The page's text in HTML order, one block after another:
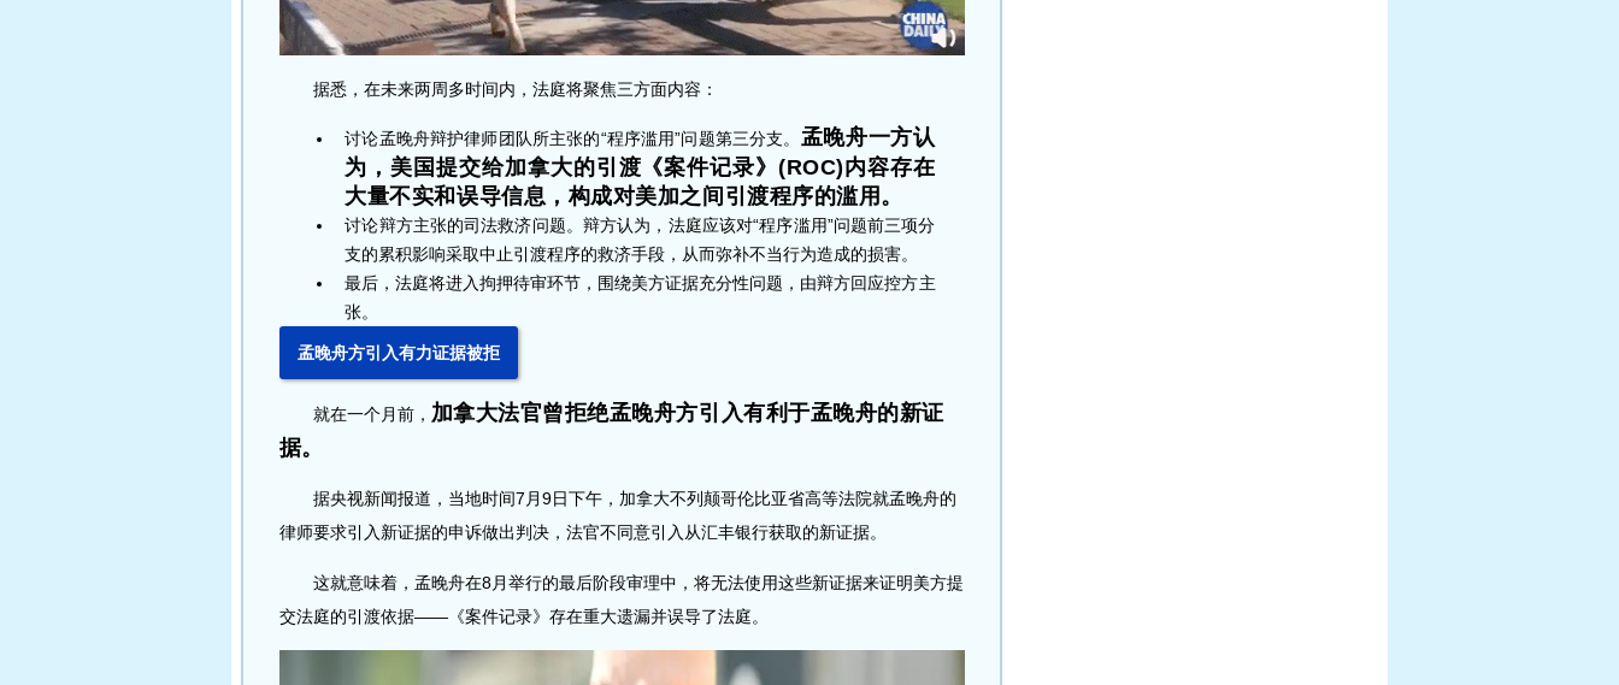
据悉，在未来两周多时间内，法庭将聚焦三方面内容：
讨论孟晚舟辩护律师团队所主张的“程序滥用”问题第三分支。 孟晚舟一方认
为，美国提交给加拿大的引渡《案件记录》(ROC)内容存在
大量不实和误导信息，构成对美加之间引渡程序的滥用。
讨论辩方主张的司法救济问题。辩方认为，法庭应该对“程序滥用”问题前三项分
支的累积影响采取中止引渡程序的救济手段，从而弥补不当行为造成的损害。
最后，法庭将进入拘押待审环节，围绕美方证据充分性问题，由辩方回应控方主
张。
孟晚舟方引入有力证据被拒
就在一个月前， 加拿大法官曾拒绝孟晚舟方引入有利于孟晚舟的新证
据。
据央视新闻报道，当地时间7月9日下午，加拿大不列颠哥伦比亚省高等法院就孟晚舟的
律师要求引入新证据的申诉做出判决，法官不同意引入从汇丰银行获取的新证据。
这就意味着，孟晚舟在8月举行的最后阶段审理中，将无法使用这些新证据来证明美方提
交法庭的引渡依据——《案件记录》存在重大遗漏并误导了法庭。